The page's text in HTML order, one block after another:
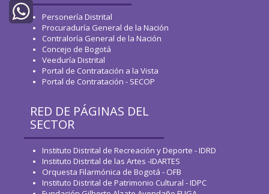
Twitter
WhatsApp
Personería Distrital
Procuraduría General de la Nación
Contraloría General de la Nación
Concejo de Bogotá
Veeduría Distrital
Portal de Contratación a la Vista
Portal de Contratación - SECOP
RED DE PÁGINAS DEL
SECTOR
Instituto Distrital de Recreación y Deporte - IDRD
Instituto Distrital de las Artes -IDARTES
Orquesta Filarmónica de Bogotá - OFB
Instituto Distrital de Patrimonio Cultural - IDPC